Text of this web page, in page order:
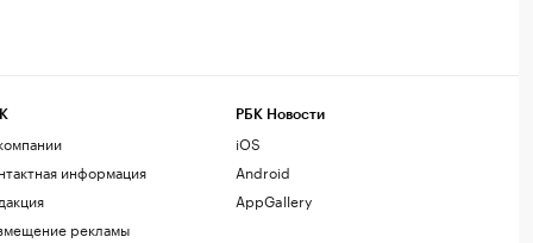
информация
рекламы
РБК Новости
iOS
Android
AppGallery